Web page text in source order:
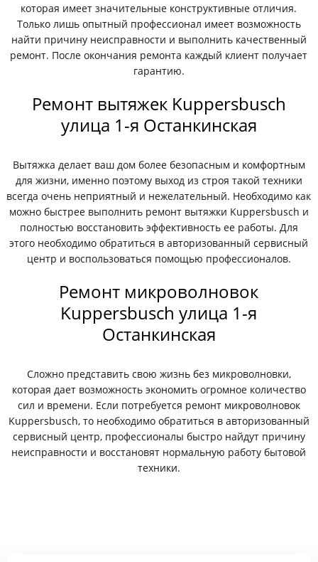
которая имеет значительные конструктивные отличия.
Только лишь опытный профессионал имеет возможность
найти причину неисправности и выполнить качественный
ремонт. После окончания ремонта каждый клиент получает
гарантию.
Ремонт вытяжек Kuppersbusch
улица 1-я Останкинская
Вытяжка делает ваш дом более безопасным и комфортным
для жизни, именно поэтому выход из строя такой техники
всегда очень неприятный и нежелательный. Необходимо как
можно быстрее выполнить ремонт вытяжки Kuppersbusch и
полностью восстановить эффективность ее работы. Для
этого необходимо обратиться в авторизованный сервисный
центр и воспользоваться помощью профессионалов.
Ремонт микроволновок
Kuppersbusch улица 1-я
Останкинская
Сложно представить свою жизнь без микроволновки,
которая дает возможность экономить огромное количество
сил и времени. Если потребуется ремонт микроволновок
Kuppersbusch, то необходимо обратиться в авторизованный
сервисный центр, профессионалы быстро найдут причину
неисправности и восстановят нормальную работу бытовой
техники.